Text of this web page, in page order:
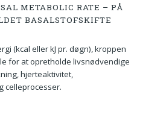
METABOLIC RATE – PÅ
BASALSTOFSKIFTE
(kcal eller kJ pr. døgn), kroppen
for at opretholde livsnødvendige
hjerteaktivitet,
celleprocesser.